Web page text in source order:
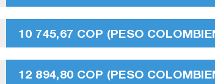
10 745,67 COP (PESO
12 894,80 COP (PESO